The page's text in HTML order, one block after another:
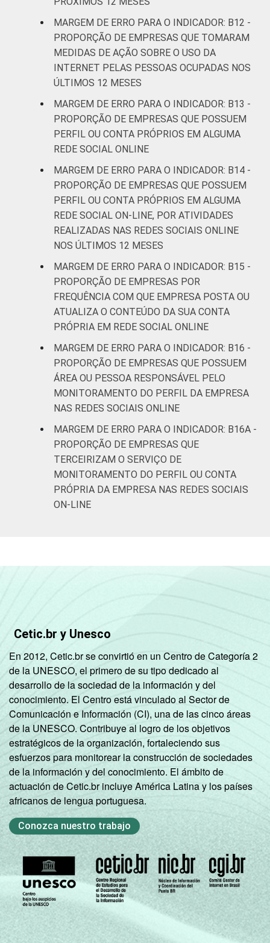
MARGEM DE ERRO PARA O INDICADOR: B12 -
PROPORÇÃO DE EMPRESAS QUE TOMARAM
MEDIDAS DE AÇÃO SOBRE O USO DA
INTERNET PELAS PESSOAS OCUPADAS NOS
ÚLTIMOS 12 MESES
MARGEM DE ERRO PARA O INDICADOR: B13 -
PROPORÇÃO DE EMPRESAS QUE POSSUEM
PERFIL OU CONTA PRÓPRIOS EM ALGUMA
REDE SOCIAL ONLINE
MARGEM DE ERRO PARA O INDICADOR: B14 -
PROPORÇÃO DE EMPRESAS QUE POSSUEM
PERFIL OU CONTA PRÓPRIOS EM ALGUMA
REDE SOCIAL ON-LINE, POR ATIVIDADES
REALIZADAS NAS REDES SOCIAIS ONLINE
NOS ÚLTIMOS 12 MESES
MARGEM DE ERRO PARA O INDICADOR: B15 -
PROPORÇÃO DE EMPRESAS POR
FREQUÊNCIA COM QUE EMPRESA POSTA OU
ATUALIZA O CONTEÚDO DA SUA CONTA
PRÓPRIA EM REDE SOCIAL ONLINE
MARGEM DE ERRO PARA O INDICADOR: B16 -
PROPORÇÃO DE EMPRESAS QUE POSSUEM
ÁREA OU PESSOA RESPONSÁVEL PELO
MONITORAMENTO DO PERFIL DA EMPRESA
NAS REDES SOCIAIS ONLINE
MARGEM DE ERRO PARA O INDICADOR: B16A -
PROPORÇÃO DE EMPRESAS QUE
TERCEIRIZAM O SERVIÇO DE
MONITORAMENTO DO PERFIL OU CONTA
PRÓPRIA DA EMPRESA NAS REDES SOCIAIS
ON-LINE
Cetic.br y Unesco
En 2012, Cetic.br se convirtió en un Centro de Categoría 2
de la UNESCO, el primero de su tipo dedicado al
desarrollo de la sociedad de la información y del
conocimiento. El Centro está vinculado al Sector de
Comunicación e Información (CI), una de las cinco áreas
de la UNESCO. Contribuye al logro de los objetivos
estratégicos de la organización, fortaleciendo sus
esfuerzos para monitorear la construcción de sociedades
de la información y del conocimiento. El ámbito de
actuación de Cetic.br incluye América Latina y los países
africanos de lengua portuguesa.
Conozca nuestro trabajo